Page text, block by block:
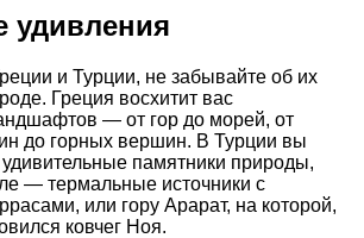
удивления
и Турции, не забывайте об их
Греция восхитит вас
— от гор до морей, от
до горных вершин. В Турции вы
памятники природы,
— термальные источники с
или гору Арарат, на которой,
ковчег Ноя.